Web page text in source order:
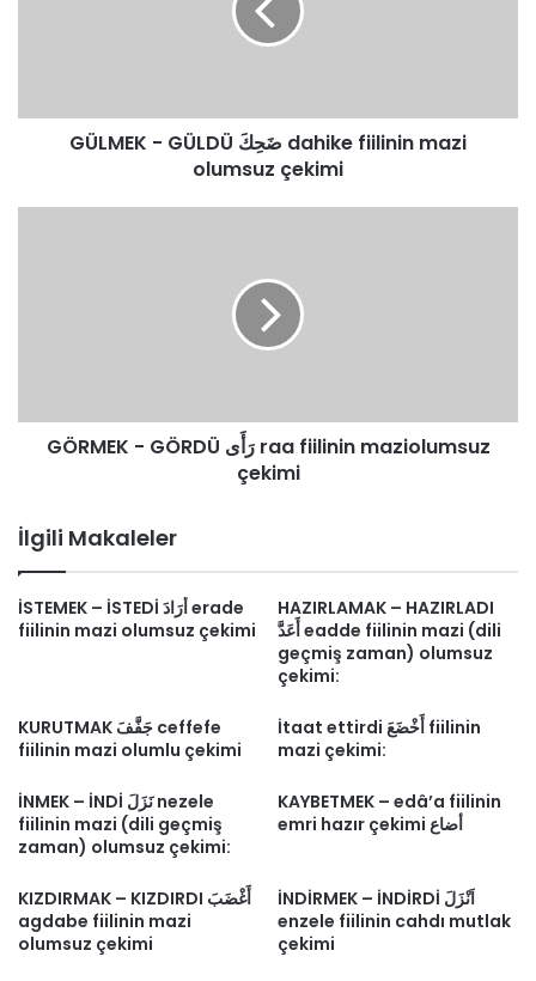
çekimi
GÜLMEK - GÜLDÜ ضَحِكَ dahike fiilinin mazi
olumsuz çekimi
GÖRMEK - GÖRDÜ رَأَى raa fiilinin maziolumsuz
çekimi
İlgili Makaleler
İSTEMEK – İSTEDİ أَرَادَ erade
fiilinin mazi olumsuz çekimi
HAZIRLAMAK – HAZIRLADI
أَعَدَّ eadde fiilinin mazi (dili
geçmiş zaman) olumsuz
çekimi:
KURUTMAK جَفَّفَ ceffefe
fiilinin mazi olumlu çekimi
İtaat ettirdi أَخْضَعَ fiilinin
mazi çekimi:
İNMEK – İNDİ نَزَلَ nezele
fiilinin mazi (dili geçmiş
zaman) olumsuz çekimi:
KAYBETMEK – edâ’a fiilinin
emri hazır çekimi أضاع
KIZDIRMAK – KIZDIRDI أَغْضَبَ
agdabe fiilinin mazi
olumsuz çekimi
İNDİRMEK – İNDİRDİ اَنْزَلَ
enzele fiilinin cahdı mutlak
çekimi